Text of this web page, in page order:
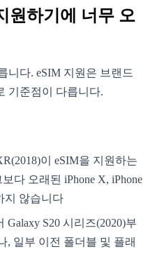
원하기에 너무 오
니다. eSIM 지원은 브랜드
기준점이 다릅니다.
이 eSIM을 지원하는
다 오래된 iPhone X, iPhone
지 않습니다
Galaxy S20 시리즈(2020)부
, 일부 이전 폴더블 및 플래